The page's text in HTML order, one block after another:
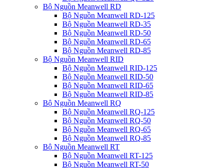
Bộ Nguồn Meanwell RD
Bộ Nguồn Meanwell RD-125
Bộ Nguồn Meanwell RD-35
Bộ Nguồn Meanwell RD-50
Bộ Nguồn Meanwell RD-65
Bộ Nguồn Meanwell RD-85
Bộ Nguồn Meanwell RID
Bộ Nguồn Meanwell RID-125
Bộ Nguồn Meanwell RID-50
Bộ Nguồn Meanwell RID-65
Bộ Nguồn Meanwell RID-85
Bộ Nguồn Meanwell RQ
Bộ Nguồn Meanwell RQ-125
Bộ Nguồn Meanwell RQ-50
Bộ Nguồn Meanwell RQ-65
Bộ Nguồn Meanwell RQ-85
Bộ Nguồn Meanwell RT
Bộ Nguồn Meanwell RT-125
Bộ Nguồn Meanwell RT-50